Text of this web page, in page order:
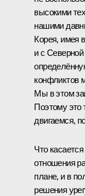
высокими
нашими
Корея, имея
и с
конфликтов
Мы в этом
Поэтому
двигаемся,
Что
отношения
плане, и в
решения